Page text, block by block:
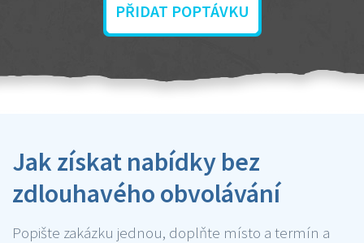
PŘIDAT POPTÁVKU
Jak získat nabídky bez
zdlouhavého obvolávání
Popište zakázku jednou, doplňte místo a termín a